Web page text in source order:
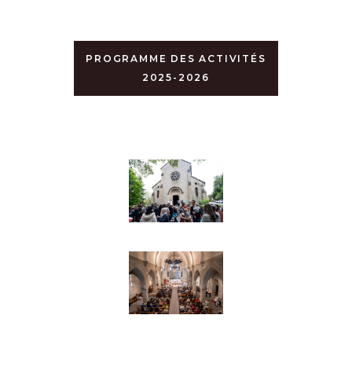
PROGRAMME DES ACTIVITÉS
2025-2026